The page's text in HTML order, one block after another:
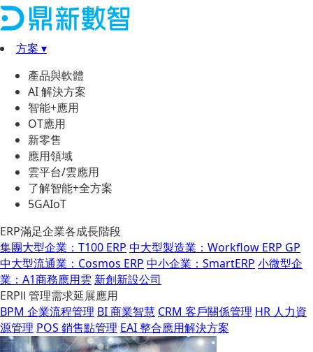
方案 ▾
產品與軟體
AI 解決方案
智能+應用
OT應用
新零售
應用領域
雲平台/雲應用
了解智能+全方案
5GAIoT
ERP滿足企業各成長階段
集團大型企業：T100 ERP 中大型製造業：Workflow ERP GP
中大型流通業：Cosmos ERP 中小企業：SmartERP 小微型企
業：A1商務應用雲 新創新設公司
ERPⅡ 管理需求延展應用
BPM 企業流程管理 BI 商業智慧 CRM 客戶關係管理 HR 人力資
源管理 POS 銷售點管理 EAI 整合應用解決方案